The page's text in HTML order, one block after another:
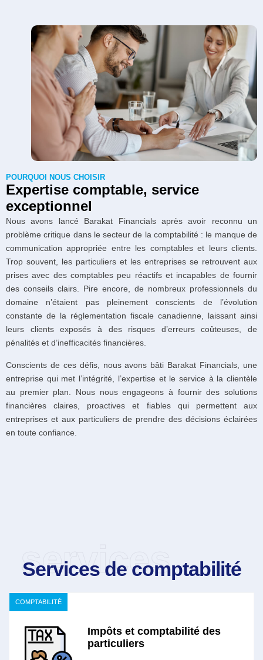
POURQUOI NOUS CHOISIR
Expertise comptable, service
exceptionnel
Nous avons lancé Barakat Financials après avoir reconnu un
problème critique dans le secteur de la comptabilité : le manque de
communication appropriée entre les comptables et leurs clients.
Trop souvent, les particuliers et les entreprises se retrouvent aux
prises avec des comptables peu réactifs et incapables de fournir
des conseils clairs. Pire encore, de nombreux professionnels du
domaine n’étaient pas pleinement conscients de l’évolution
constante de la réglementation fiscale canadienne, laissant ainsi
leurs clients exposés à des risques d’erreurs coûteuses, de
pénalités et d’inefficacités financières.
Conscients de ces défis, nous avons bâti Barakat Financials, une
entreprise qui met l’intégrité, l’expertise et le service à la clientèle
au premier plan. Nous nous engageons à fournir des solutions
financières claires, proactives et fiables qui permettent aux
entreprises et aux particuliers de prendre des décisions éclairées
en toute confiance.
services
Services de comptabilité
Impôts et comptabilité des
particuliers
COMPTABILITÉ